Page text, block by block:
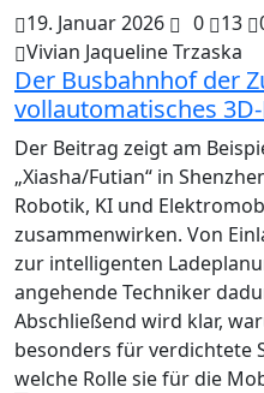
19. Januar 2026 0 13
Vivian Jaqueline Trzaska
Der Busbahnhof der
vollautomatisches
Der Beitrag zeigt am
„Xiasha/Futian“ in
Robotik, KI und
zusammenwirken. Von
zur intelligenten
angehende Techniker
Abschließend wird klar,
besonders für verdichtete
welche Rolle sie für die